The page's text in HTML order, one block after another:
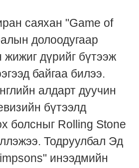
саяхан "Game of
долоодугаар
жижиг дүрийг бүтээж
байгаа билээ.
алдарт дуучин
бүтээлд
болсныг Rolling Stone
Тодруулбал Эд
инээдмийн